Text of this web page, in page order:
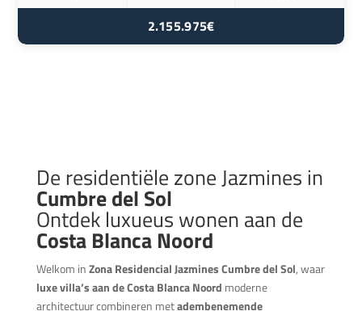
2.155.975€
De residentiële zone Jazmines in
Cumbre del Sol
Ontdek luxueus wonen aan de
Costa Blanca Noord
Welkom inZona Residencial Jazmines Cumbre del Sol, waar
luxe villa’s aan de Costa Blanca Noord moderne
architectuur combineren metadembenemende